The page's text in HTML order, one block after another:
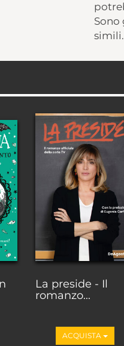
Sono
La preside - Il
romanzo...
ACQUISTA